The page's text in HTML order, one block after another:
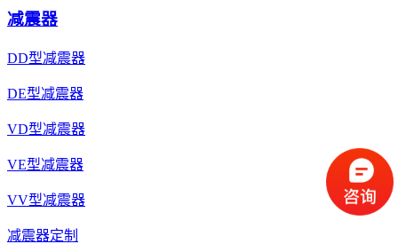
减震器
DD型减震器
DE型减震器
VD型减震器
VE型减震器
VV型减震器
减震器定制